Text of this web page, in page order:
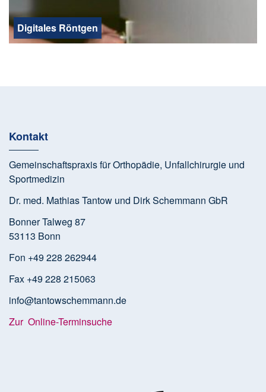
Digitales Röntgen
Kontakt
Gemeinschaftspraxis für Orthopädie, Unfallchirurgie und
Sportmedizin
Dr. med. Mathias Tantow und Dirk Schemmann GbR
Bonner Talweg 87
53113 Bonn
Fon +49 228 262944
Fax +49 228 215063
info@tantowschemmann.de
Zur Online-Terminsuche